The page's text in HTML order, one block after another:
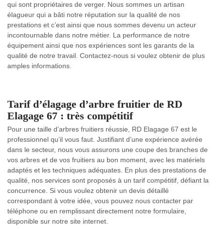
qui sont propriétaires de verger. Nous sommes un artisan
élagueur qui a bâti notre réputation sur la qualité de nos
prestations et c’est ainsi que nous sommes devenu un acteur
incontournable dans notre métier. La performance de notre
équipement ainsi que nos expériences sont les garants de la
qualité de notre travail. Contactez-nous si voulez obtenir de plus
amples informations.
Tarif d’élagage d’arbre fruitier de RD
Elagage 67 : très compétitif
Pour une taille d’arbres fruitiers réussie, RD Elagage 67 est le
professionnel qu’il vous faut. Justifiant d’une expérience avérée
dans le secteur, nous vous assurons une coupe des branches de
vos arbres et de vos fruitiers au bon moment, avec les matériels
adaptés et les techniques adéquates. En plus des prestations de
qualité, nos services sont proposés à un tarif compétitif, défiant la
concurrence. Si vous voulez obtenir un devis détaillé
correspondant à votre idée, vous pouvez nous contacter par
téléphone ou en remplissant directement notre formulaire,
disponible sur notre site internet.